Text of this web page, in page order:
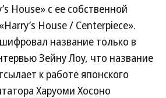
House» с ее собственной
House / Centerpiece».
название только в
Зейну Лоу, что название
к работе японского
Харуоми Хосоно